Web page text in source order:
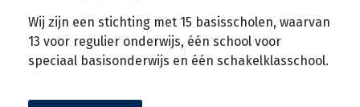
Wij zijn een stichting met 15 basisscholen, waarvan
13 voor regulier onderwijs, één school voor
speciaal basisonderwijs en één schakelklasschool.